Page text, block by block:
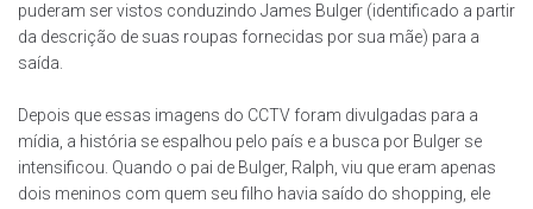
puderam ser vistos conduzindo James Bulger (identificado a partir
da descrição de suas roupas fornecidas por sua mãe) para a
saída.
Depois que essas imagens do CCTV foram divulgadas para a
mídia, a história se espalhou pelo país e a busca por Bulger se
intensificou. Quando o pai de Bulger, Ralph, viu que eram apenas
dois meninos com quem seu filho havia saído do shopping, ele